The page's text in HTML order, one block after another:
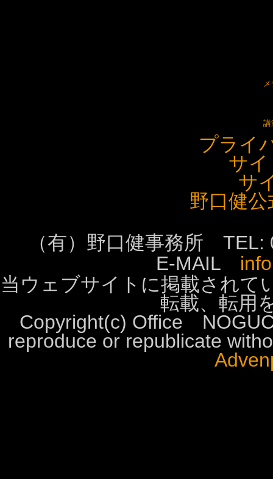
講
プライ
サ
サ
野口健
（有）野口健事務所 TEL:
E-MAIL
当ウェブサイトに掲載されて
転載、転用
Copyright(c) Office
reproduce or republicate